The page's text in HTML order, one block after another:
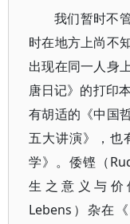
我们暂时不
时在地方上尚不
出现在同一人身
唐日记》的打印
有胡适的《中国
五大讲演》，也
学》。倭铿（
生之意义与价
Lebens）杂在